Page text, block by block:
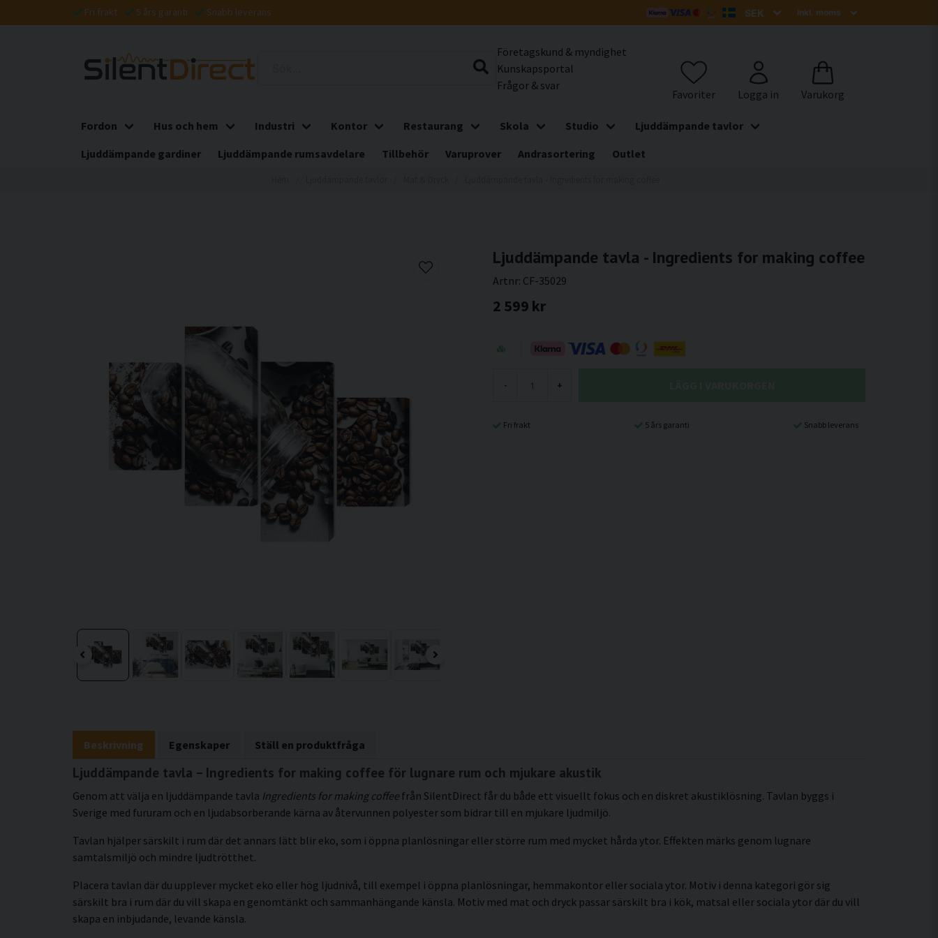
Fri frakt 5 års garanti Snabb leverans
Företagskund & myndighet
Kunskapsportal
Frågor & svar
Fordon Hus och hem Industri Kontor Restaurang Skola Studio
Ljuddämpande tavlor
Ljuddämpande gardiner
Ljuddämpande rumsavdelare Tillbehör Varuprover Andrasortering Outlet
Ljuddämpande tavla - Ingredients for making coffee
Artnr: CF-35029
2 599 kr
- +
Fri frakt 5 års garanti Snabb leverans
Beskrivning Egenskaper Ställ en produktfråga
Ljuddämpande tavla – Ingredients for making coffee för lugnare rum och mjukare akustik
Genom att välja en ljuddämpande tavla Ingredients for making coffee från SilentDirect får du både ett visuellt fokus och en diskret akustiklösning. Tavlan byggs i
Sverige med fururam och en ljudabsorberande kärna av återvunnen polyester som bidrar till en mjukare ljudmiljö.
Tavlan hjälper särskilt i rum där det annars lätt blir eko, som i öppna planlösningar eller större rum med mycket hårda ytor. Effekten märks genom lugnare
samtalsmiljö och mindre ljudtrötthet.
Placera tavlan där du upplever mycket eko eller hög ljudnivå, till exempel i öppna planlösningar, hemmakontor eller sociala ytor. Motiv i denna kategori gör sig
särskilt bra i rum där du vill skapa en genomtänkt och sammanhängande känsla. Motiv med mat och dryck passar särskilt bra i kök, matsal eller sociala ytor där du vill
skapa en inbjudande, levande känsla.